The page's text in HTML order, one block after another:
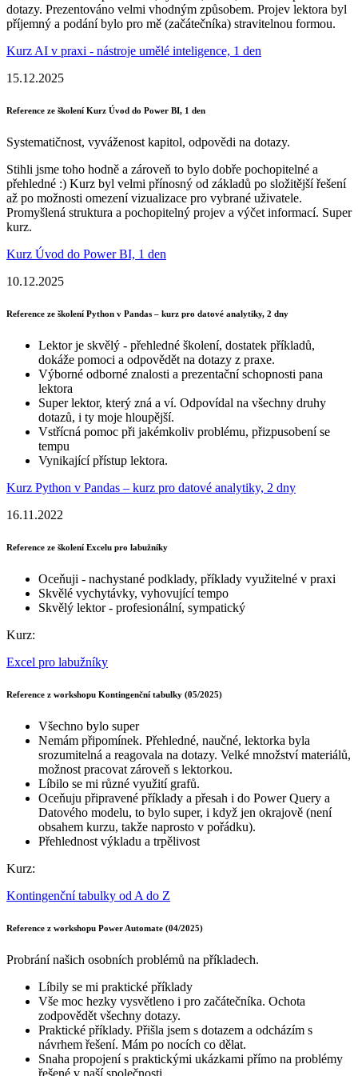
dotazy. Prezentováno velmi vhodným způsobem. Projev lektora byl
příjemný a podání bylo pro mě (začátečníka) stravitelnou formou.
Kurz AI v praxi - nástroje umělé inteligence, 1 den
15.12.2025
Reference ze školení Kurz Úvod do Power BI, 1 den
Systematičnost, vyváženost kapitol, odpovědi na dotazy.
Stihli jsme toho hodně a zároveň to bylo dobře pochopitelné a
přehledné :) Kurz byl velmi přínosný od základů po složitější řešení
až po možnosti omezení vizualizace pro vybrané uživatele.
Promyšlená struktura a pochopitelný projev a výčet informací. Super
kurz.
Kurz Úvod do Power BI, 1 den
10.12.2025
Reference ze školení Python v Pandas – kurz pro datové analytiky, 2 dny
Lektor je skvělý - přehledné školení, dostatek příkladů,
dokáže pomoci a odpovědět na dotazy z praxe.
Výborné odborné znalosti a prezentační schopnosti pana
lektora
Super lektor, který zná a ví. Odpovídal na všechny druhy
dotazů, i ty moje hloupější.
Vstřícná pomoc při jakémkoliv problému, přizpusobení se
tempu
Vynikající přístup lektora.
Kurz Python v Pandas – kurz pro datové analytiky, 2 dny
16.11.2022
Reference ze školení Excelu pro labužníky
Oceňuji - nachystané podklady, příklady využitelné v praxi
Skvělé vychytávky, vyhovující tempo
Skvělý lektor - profesionální, sympatický
Kurz:
Excel pro labužníky
Reference z workshopu Kontingenční tabulky (05/2025)
Všechno bylo super
Nemám připomínek. Přehledné, naučné, lektorka byla
srozumitelná a reagovala na dotazy. Velké množství materiálů,
možnost pracovat zároveň s lektorkou.
Líbilo se mi různé využití grafů.
Oceňuju připravené příklady a přesah i do Power Query a
Datového modelu, to bylo super, i když jen okrajově (není
obsahem kurzu, takže naprosto v pořádku).
Přehlednost výkladu a trpělivost
Kurz:
Kontingenční tabulky od A do Z
Reference z workshopu Power Automate (04/2025)
Probrání našich osobních problémů na příkladech.
Líbily se mi praktické příklady
Vše moc hezky vysvětleno i pro začátečníka. Ochota
zodpovědět všechny dotazy.
Praktické příklady. Přišla jsem s dotazem a odcházím s
návrhem řešení. Mám po nocích co dělat.
Snaha propojení s praktickými ukázkami přímo na problémy
řešené v naší společnosti.